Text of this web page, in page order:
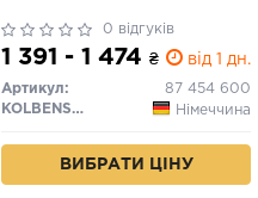
0 відгуків
1 391 - 1 474 ₴ від 1 дн.
Артикул:
87 454 600
KOLBENSCHMIDT
Німеччина
ВИБРАТИ ЦІНУ